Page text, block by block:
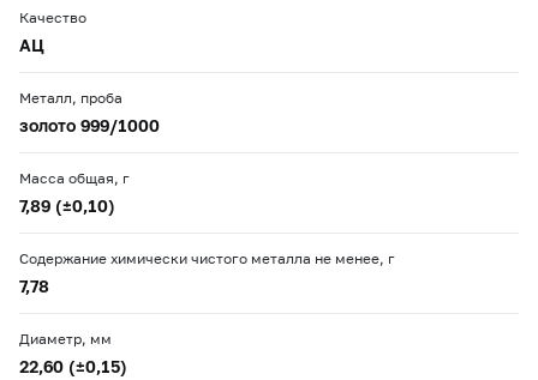
Качество
АЦ
Металл, проба
золото 999/1000
Масса общая, г
7,89 (±0,10)
Содержание химически чистого металла не менее, г
7,78
Диаметр, мм
22,60 (±0,15)